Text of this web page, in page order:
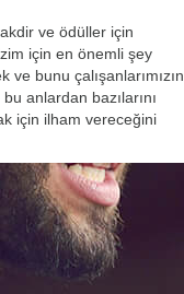
ve ödüller için
için en önemli şey
ve bunu çalışanlarımızın
anlardan bazılarını
için ilham vereceğini